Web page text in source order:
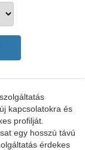
kapcsolatokra és
profilját.
egy hosszú távú
érdekes